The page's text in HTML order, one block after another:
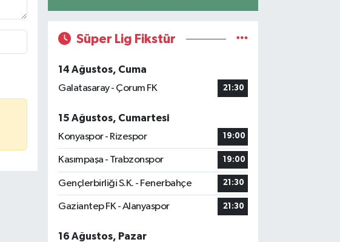
Süper Lig Fikstür
14 Ağustos, Cuma
Galatasaray - Çorum FK
21:30
15 Ağustos, Cumartesi
Konyaspor - Rizespor
19:00
Kasımpaşa - Trabzonspor 19:00
Gençlerbirliği S.K. - Fenerbahçe 21:30
Gaziantep FK - Alanyaspor 21:30
16 Ağustos, Pazar